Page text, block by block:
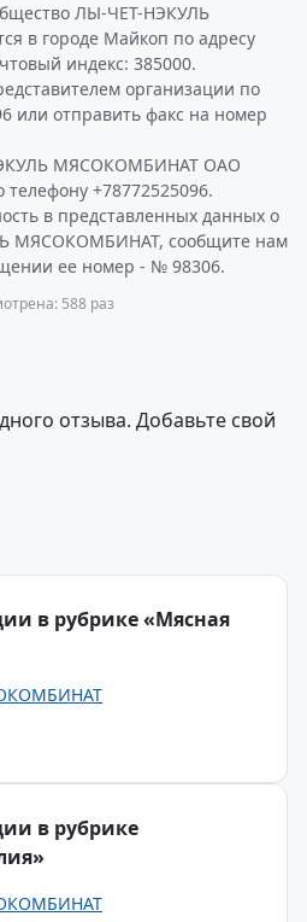
ЛЫ-ЧЕТ-НЭКУЛЬ
в городе Майкоп по адресу
индекс: 385000.
организации по
или отправить факс на номер
МЯСОКОМБИНАТ ОАО
+78772525096.
в представленных данных о
МЯСОКОМБИНАТ, сообщите нам
ее номер - № 98306.
588 раз
отзыва. Добавьте свой
в рубрике «Мясная
в рубрике